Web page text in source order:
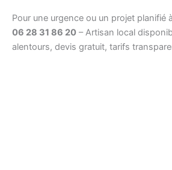
Pour une urgence ou un projet planifié
06 28 31 86 20 – Artisan local
alentours, devis gratuit, tarifs